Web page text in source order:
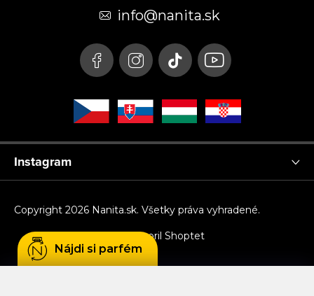
info@nanita.sk
Instagram
Vytvoril Shoptet
Copyright 2026 Nanita.sk. Všetky práva vyhradené.
Nájdi si parfém